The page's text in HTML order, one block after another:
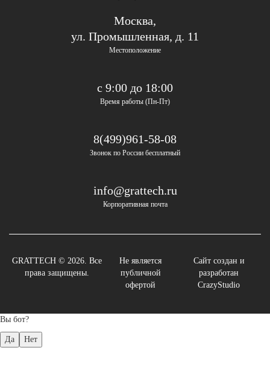
Москва,
ул. Промышленная, д. 11
Местоположение
с 9:00 до 18:00
Время работы (Пн-Пт)
8(499)961-58-08
Звонок по России бесплатный
info@grattech.ru
Корпоративная почта
GRATTECH © 2026. Все
права защищены.
Не является
публичной
офертой
Сайт создан и
разработан
CrazyStudio
Вы бот?
Да Нет